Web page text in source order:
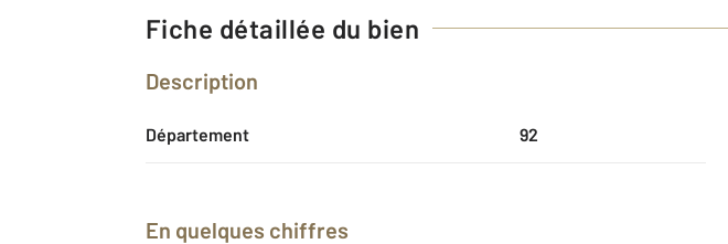
Fiche détaillée du bien
Description
Département 92
En quelques chiffres